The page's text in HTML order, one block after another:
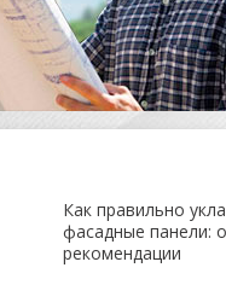
Как правильно
фасадные панели:
рекомендации